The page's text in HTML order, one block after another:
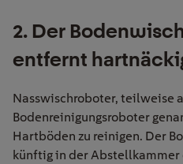
2. Der
entfernt
Nasswischroboter, teilweise
Bodenreinigungsroboter
Hartböden zu reinigen. Der
künftig in der Abstellkammer